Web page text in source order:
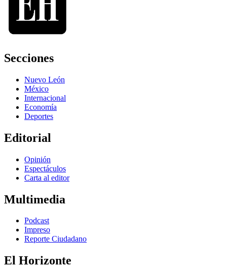
Secciones
Nuevo León
México
Internacional
Economía
Deportes
Editorial
Opinión
Espectáculos
Carta al editor
Multimedia
Podcast
Impreso
Reporte Ciudadano
El Horizonte